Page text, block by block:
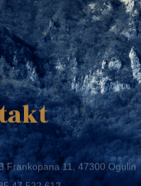
11, 47300 Ogulin
47 522 612
47 522 821